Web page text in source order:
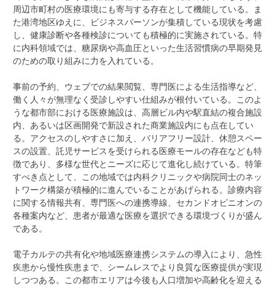
周辺市町村の医療環境にも寄与する存在として機能している。ま
た港湾地区ゆえに、ビジネスパーソンが集積している現状を考慮
し、健康診断や各種検診についても積極的に実施されている。特
に内科領域では、糖尿病や高血圧といった生活習慣病の早期発見
のための取り組みに力を入れている。
事前の予約、ウェブでの結果閲覧、専門医による生活指導など、
働く人々が無理なく受診しやすい仕組みが根付いている。このよ
うな都市部における医療施設は、高層ビル内や駅直結の複合施設
内、あるいは区画開発で新設された商業施設内にも点在してい
る。アクセスのしやすさに加え、バリアフリー設計、休憩スペー
スの設置、託児サービスを受けられる医療モールの存在なども特
徴であり、多様な世代とニーズに応じて進化し続けている。特筆
すべき点として、この地域では内科クリニックや病院同士のネッ
トワーク構築が積極的に進んでいることがあげられる。診療内容
に関する情報共有、専門医への連携導線、セカンドオピニオンの
各種案内など、患者が最適な医療を選択できる環境づくりが盛ん
である。
電子カルテの共有化や地域医療連携システムの導入により、急性
疾患から慢性疾患まで、シームレスでより良質な医療提供が実現
しつつある。この都市エリアは今後も人口増加や高齢化を迎える